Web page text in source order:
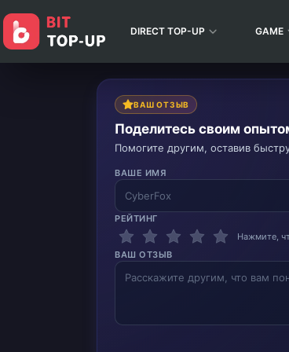
DIRECT TOP-UP GAME
ВАШ ОТЗЫВ
Поделитесь своим
Помогите другим, оставив
ВАШЕ ИМЯ
РЕЙТИНГ
Нажмите,
ВАШ ОТЗЫВ